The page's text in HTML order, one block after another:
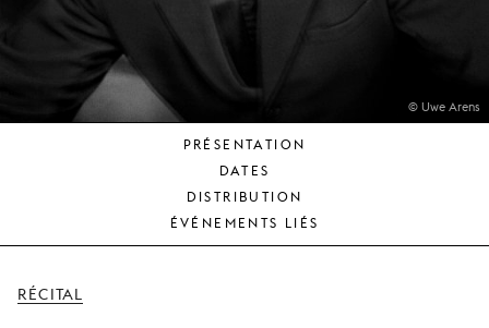
SOUTENIR
© Uwe Arens
PRÉSENTATION
DATES
DISTRIBUTION
ÉVÉNEMENTS LIÉS
RÉCITAL